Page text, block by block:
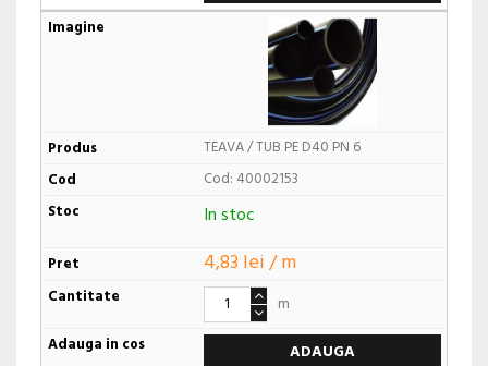
TEAVA / TUB PE D40 PN 6
Cod: 40002153
In stoc
4,83 lei / m
m
ADAUGA